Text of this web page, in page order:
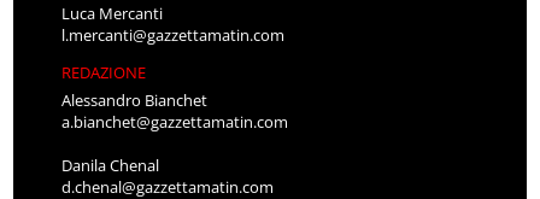
Luca Mercanti
l.mercanti@gazzettamatin.com
REDAZIONE
Alessandro Bianchet
a.bianchet@gazzettamatin.com
Danila Chenal
d.chenal@gazzettamatin.com